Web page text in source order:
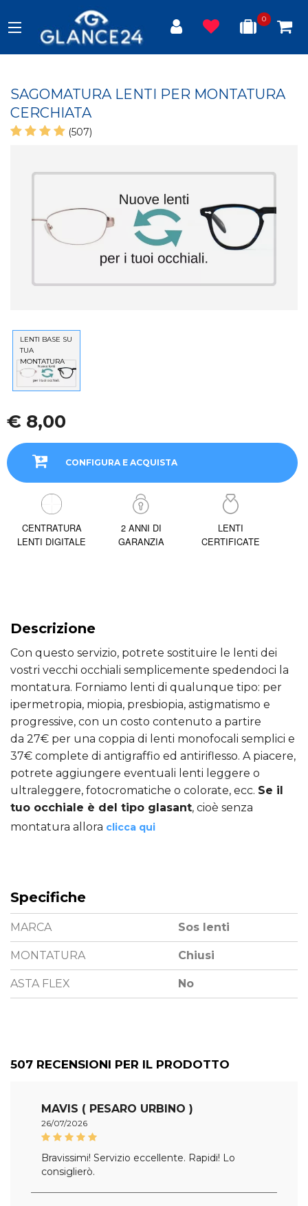
0
SAGOMATURA LENTI PER MONTATURA
CERCHIATA
(507)
LENTI BASE SU
TUA
MONTATURA
€ 8,00
CONFIGURA E ACQUISTA
CENTRATURA
LENTI DIGITALE
2 ANNI DI
GARANZIA
LENTI
CERTIFICATE
Descrizione
Con questo servizio, potrete sostituire le lenti dei
vostri vecchi occhiali semplicemente spedendoci la
montatura. Forniamo lenti di qualunque tipo: per
ipermetropia, miopia, presbiopia, astigmatismo e
progressive, con un costo contenuto a partire
da 27€ per una coppia di lenti monofocali semplici e
37€ complete di antigraffio ed antiriflesso. A piacere,
potrete aggiungere eventuali lenti leggere o
ultraleggere, fotocromatiche o colorate, ecc. Se il
tuo occhiale è del tipo glasant, cioè senza
montatura allora clicca qui
Specifiche
MARCA Sos lenti
MONTATURA Chiusi
ASTA FLEX No
507 RECENSIONI PER IL PRODOTTO
MAVIS ( PESARO URBINO )
26/07/2026
Bravissimi! Servizio eccellente. Rapidi! Lo
consiglierò.